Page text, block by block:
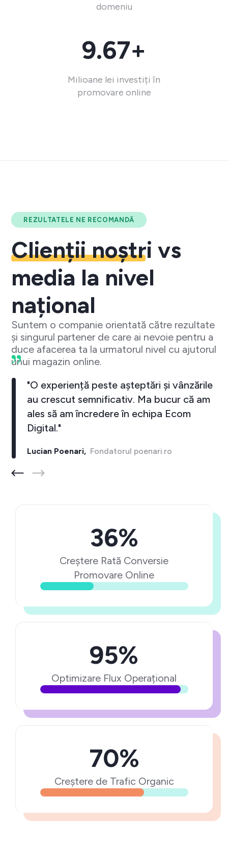
domeniu
9.67+
Milioane lei investiți în
promovare online
REZULTATELE NE RECOMANDĂ
Clienții noștri vs
media la nivel
național
Suntem o companie orientată către rezultate
și singurul partener de care ai nevoie pentru a
duce afacerea ta la urmatorul nivel cu ajutorul
unui magazin online.
"O experiență peste așteptări și vânzările
au crescut semnificativ. Ma bucur că am
ales să am încredere în echipa Ecom
Digital."
Lucian Poenari,Fondatorul poenari.ro
36%
Creștere Rată Conversie
Promovare Online
95%
Optimizare Flux Operațional
70%
Creștere de Trafic Organic